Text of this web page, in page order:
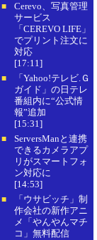
■
Cerevo、写真管理
サービス
「CEREVO LIFE」
でプリント注文に
対応
[17:11]
■
「Yahoo!テレビ.Ｇ
ガイド」の日テレ
番組内に“公式情
報”追加
[15:31]
■
ServersManと連携
できるカメラアプ
リがスマートフォ
ン対応に
[14:53]
■
「ウサビッチ」制
作会社の新作アニ
メ「やんやんマチ
コ」無料配信